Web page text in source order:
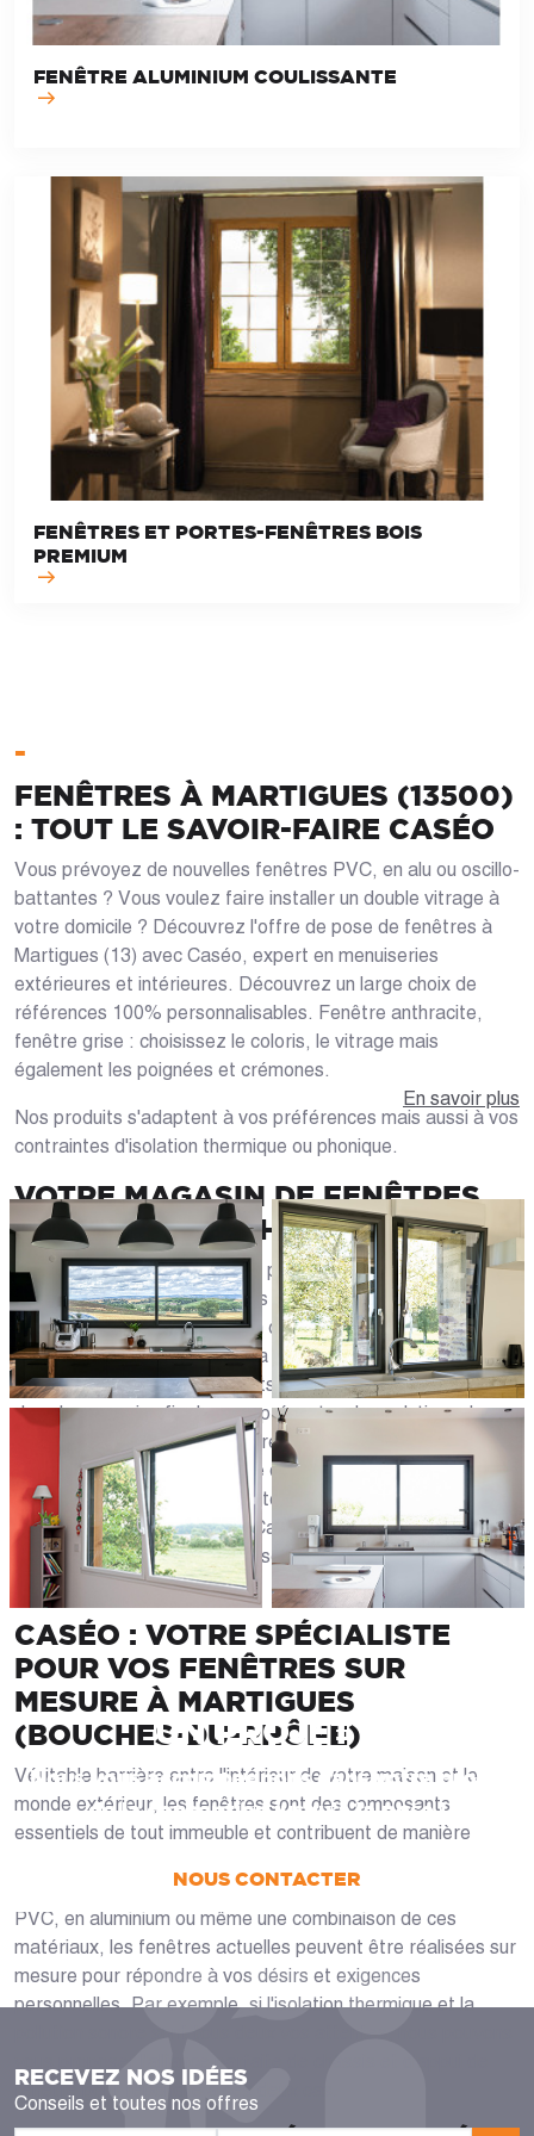
FENÊTRE ALUMINIUM COULISSANTE
FENÊTRES ET PORTES-FENÊTRES BOIS
PREMIUM
-
FENÊTRES À MARTIGUES (13500)
: TOUT LE SAVOIR-FAIRE CASÉO
Vous prévoyez de nouvelles fenêtres PVC, en alu ou oscillo-
battantes ? Vous voulez faire installer un double vitrage à
votre domicile ? Découvrez l'offre de pose de fenêtres à
Martigues (13) avec Caséo, expert en menuiseries
extérieures et intérieures. Découvrez un large choix de
références 100% personnalisables. Fenêtre anthracite,
fenêtre grise : choisissez le coloris, le vitrage mais
également les poignées et crémones.
Nos produits s'adaptent à vos préférences mais aussi à vos
contraintes d'isolation thermique ou phonique.
VOTRE MAGASIN DE FENÊTRES
DANS LES BOUCHES-DU-RHÔNE
Vous souhaitez réaliser votre projet de fenêtres à
Martigues (13500) ou dans les environs : Marignane, La
Penne-sur-Huveaune, Allauch ou Septèmes-les-Vallons ?
Chez Caséo, la proximité et la confiance envers notre
clientèle sont les maîtres-mots. Notre équipe vous accueille
dans le magasin afin de vous présenter des solutions de
fenêtres sur mesure pour votre logement. Profitez de leurs
conseils sur l'isolation, la prise de mesures de vos
ouvertures et le choix des matériaux les plus adaptés pour
vos fenêtres et baies. Avec Caséo, l'installation et la
rénovation de fenêtres à Marseille n'ont jamais été aussi
simples !
CASÉO : VOTRE SPÉCIALISTE
POUR VOS FENÊTRES SUR
MESURE À MARTIGUES
(BOUCHES-DU-RHÔNE)
Véritable barrière entre l'intérieur de votre maison et le
monde extérieur, les fenêtres sont des composants
essentiels de tout immeuble et contribuent de manière
et l'apparence d'un bâtiment. Qu'elles soient en bois, en
PVC, en aluminium ou même une combinaison de ces
matériaux, les fenêtres actuelles peuvent être réalisées sur
mesure pour répondre à vos désirs et exigences
personnelles. Par exemple, si l'isolation thermique et la
vous proposer l'alliance parfaite de châssis et d'appui de
fenêtre pour répondre à ces deux cas.
En savoir plus
UN PROJET ?
Nous vous accompagnons dans votre projet
de la conception jusqu’à la pose !
NOUS CONTACTER
RECEVEZ NOS IDÉES
Conseils et toutes nos offres